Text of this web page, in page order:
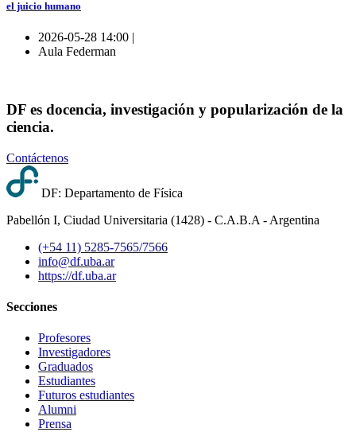
el juicio humano
2026-05-28 14:00 |
Aula Federman
DF es docencia, investigación y popularización de la
ciencia.
Contáctenos
DF: Departamento de Física
Pabellón I, Ciudad Universitaria (1428) - C.A.B.A - Argentina
(+54 11) 5285-7565/7566
info@df.uba.ar
https://df.uba.ar
Secciones
Profesores
Investigadores
Graduados
Estudiantes
Futuros estudiantes
Alumni
Prensa